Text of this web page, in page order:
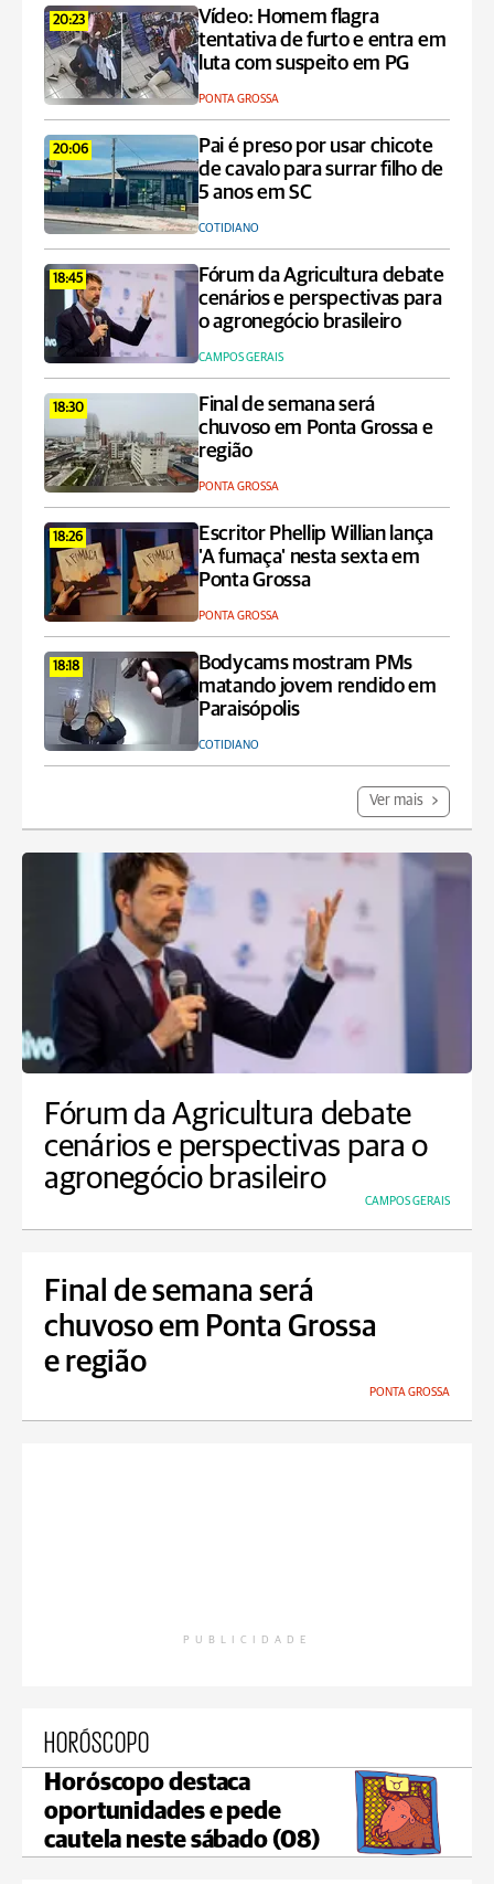
20:23
Vídeo: Homem flagra
tentativa de furto e entra em
luta com suspeito em PG
PONTA GROSSA
20:06
Pai é preso por usar chicote
de cavalo para surrar filho de
5 anos em SC
COTIDIANO
18:45
Fórum da Agricultura debate
cenários e perspectivas para
o agronegócio brasileiro
CAMPOS GERAIS
18:30
Final de semana será
chuvoso em Ponta Grossa e
região
PONTA GROSSA
18:26
Escritor Phellip Willian lança
'A fumaça' nesta sexta em
Ponta Grossa
PONTA GROSSA
18:18
Bodycams mostram PMs
matando jovem rendido em
Paraisópolis
COTIDIANO
Ver mais
Fórum da Agricultura debate
cenários e perspectivas para o
agronegócio brasileiro
CAMPOS GERAIS
Final de semana será
chuvoso em Ponta Grossa
e região
PONTA GROSSA
PUBLICIDADE
HORÓSCOPO
Horóscopo destaca
oportunidades e pede
cautela neste sábado (08)